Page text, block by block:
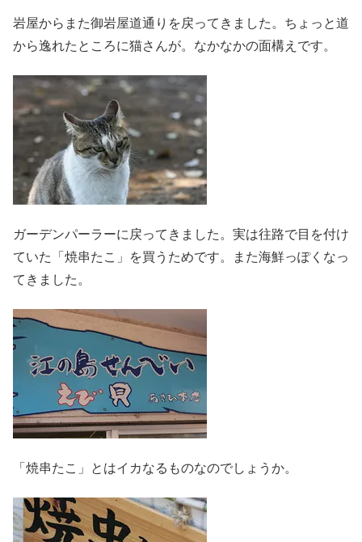
岩屋からまた御岩屋道通りを戻ってきました。ちょっと道
から逸れたところに猫さんが。なかなかの面構えです。
ガーデンパーラーに戻ってきました。実は往路で目を付け
ていた「焼串たこ」を買うためです。また海鮮っぽくなっ
てきました。
「焼串たこ」とはイカなるものなのでしょうか。